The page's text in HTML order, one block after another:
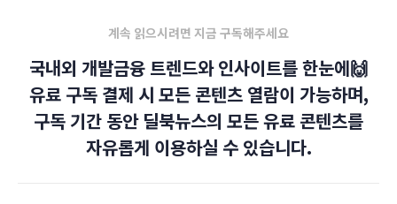
계속 읽으시려면 지금 구독해주세요
국내외 개발금융 트렌드와 인사이트를 한눈에🙌
유료 구독 결제 시 모든 콘텐츠 열람이 가능하며,
구독 기간 동안 딜북뉴스의 모든 유료 콘텐츠를
자유롭게 이용하실 수 있습니다.